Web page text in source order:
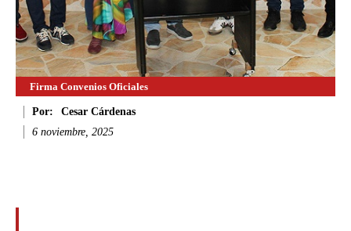
Firma Convenios Oficiales
Por:
Cesar Cárdenas
6 noviembre, 2025